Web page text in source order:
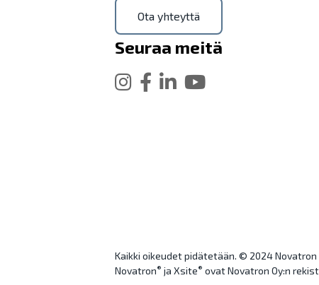
Ota yhteyttä
Seuraa meitä
Kaikki oikeudet pidätetään. © 2024 Novatron
Novatron® ja Xsite® ovat Novatron Oy:n